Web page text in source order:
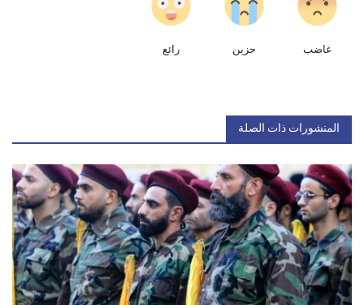
غاضب حزين رائع
المنشورات ذات الصلة